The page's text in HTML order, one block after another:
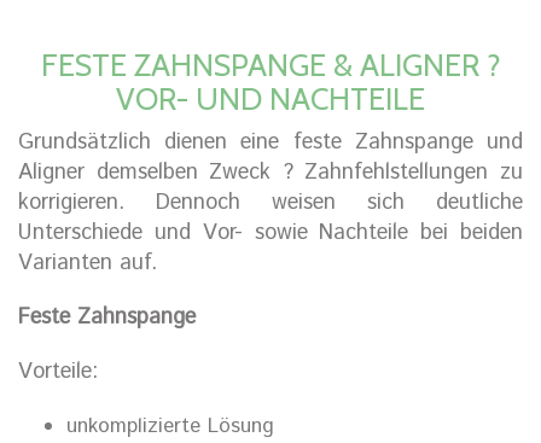
FESTE ZAHNSPANGE & ALIGNER ?
VOR- UND NACHTEILE
Grundsätzlich dienen eine feste Zahnspange und
Aligner demselben Zweck ? Zahnfehlstellungen zu
korrigieren. Dennoch weisen sich deutliche
Unterschiede und Vor- sowie Nachteile bei beiden
Varianten auf.
Feste Zahnspange
Vorteile:
unkomplizierte Lösung